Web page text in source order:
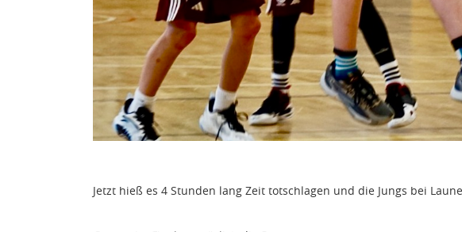
Jetzt hieß es 4 Stunden lang Zeit totschlagen und die Jungs bei